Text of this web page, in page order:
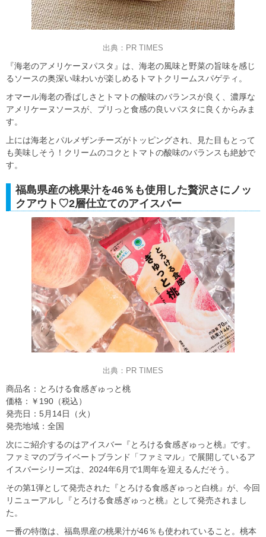
出典：PR TIMES
『海老のアメリケーヌパスタ』は、海老の風味と野菜の旨味を感じ
るソースの奥深い味わいが楽しめるトマトクリームスパゲティ。
オマール海老の香ばしさとトマトの酸味のバランスが良く、濃厚な
アメリケーヌソースが、プリっと食感の良いパスタに良くからみま
す。
上には海老とパルメザンチーズがトッピングされ、見た目もとって
も美味しそう！クリームのコクとトマトの酸味のバランスも絶妙で
す。
福島県産の桃果汁を46％も使用した贅沢さにノッ
クアウト♡2層仕立てのアイスバー
出典：PR TIMES
商品名：とろける食感ぎゅっと桃
価格：￥190（税込）
発売日：5月14日（火）
発売地域：全国
次にご紹介するのはアイスバー『とろける食感ぎゅっと桃』です。
ファミマのプライベートブランド「ファミマル」で展開しているア
イスバーシリーズは、2024年6月で1周年を迎えるんだそう。
その第1弾として発売された『とろける食感ぎゅっと白桃』が、今回
リニューアルし『とろける食感ぎゅっと桃』として発売されまし
た。
一番の特徴は、福島県産の桃果汁が46％も使われていること。桃本